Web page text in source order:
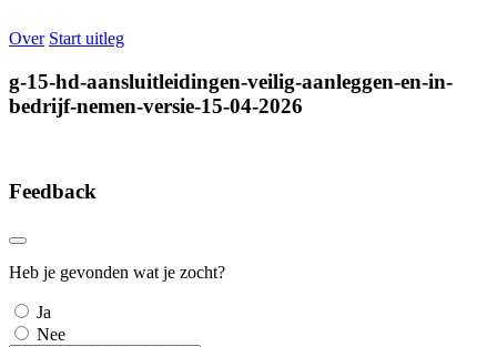
Over Start uitleg
g-15-hd-aansluitleidingen-veilig-aanleggen-en-in-
bedrijf-nemen-versie-15-04-2026
Feedback
Heb je gevonden wat je zocht?
Ja
Nee